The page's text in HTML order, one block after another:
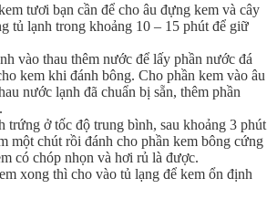
tươi bạn cần để cho âu đựng kem và cây
tủ lạnh trong khoảng 10 – 15 phút để giữ
vào thau thêm nước để lấy phần nước đá
kem khi đánh bông. Cho phần kem vào âu
nước lạnh đã chuẩn bị sẵn, thêm phần
trứng ở tốc độ trung bình, sau khoảng 3 phút
một chút rồi đánh cho phần kem bông cứng
có chóp nhọn và hơi rủ là được.
xong thì cho vào tủ lạng để kem ổn định